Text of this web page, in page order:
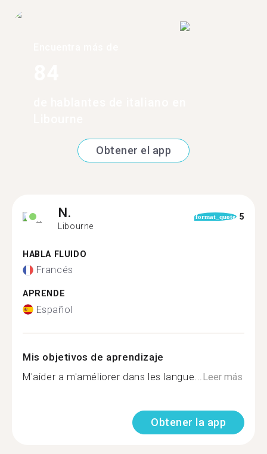
Obtener el app
N.
Libourne
format_quote 5
HABLA FLUIDO
Francés
APRENDE
Español
Mis objetivos de aprendizaje
M'aider a m'améliorer dans les langue... Leer más
Obtener la app